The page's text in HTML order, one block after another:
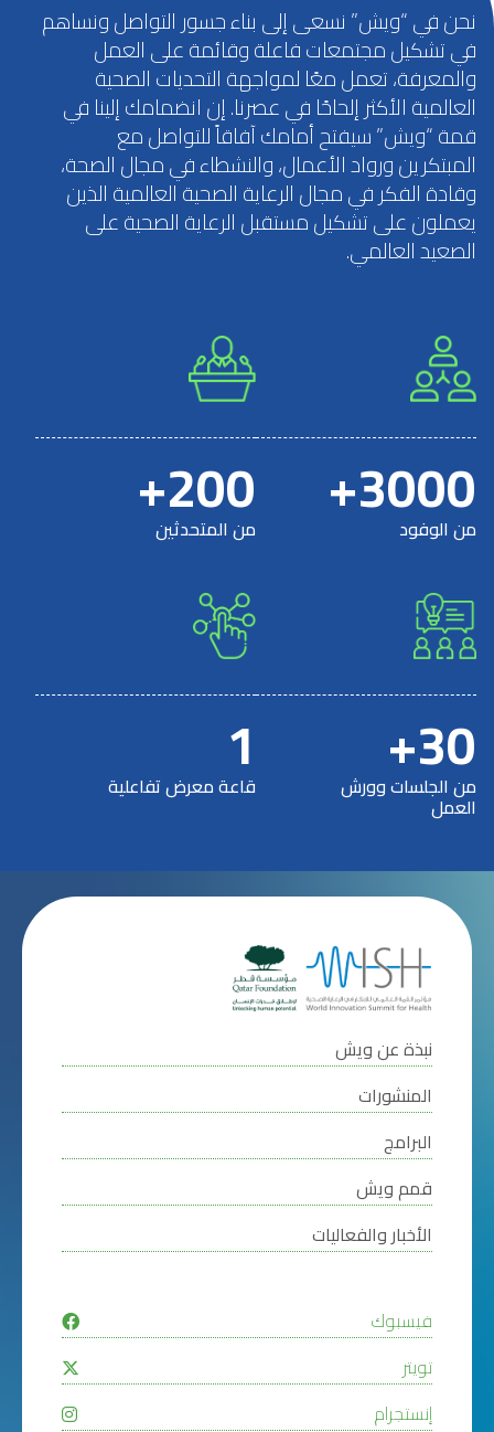
نحن في “ويش” نسعى إلى بناء جسور التواصل ونساهم
في تشكيل مجتمعات فاعلة وقائمة على العمل
والمعرفة، تعمل معًا لمواجهة التحديات الصحية
العالمية الأكثر إلحاحًا في عصرنا. إن انضمامك إلينا في
قمة “ويش” سيفتح أمامك آفاقاً للتواصل مع
المبتكرين ورواد الأعمال، والنشطاء في مجال الصحة،
وقادة الفكر في مجال الرعاية الصحية العالمية الذين
يعملون على تشكيل مستقبل الرعاية الصحية على
الصعيد العالمي.
3000+
من الوفود 200+
من المتحدثين
30+
من الجلسات وورش
العمل
1
قاعة معرض تفاعلية
نبذة عن ويش
المنشورات
البرامج
قمم ويش
الأخبار والفعاليات
فيسبوك
تويتر
إنستجرام